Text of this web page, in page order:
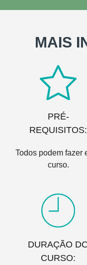
MAIS
PRÉ-
REQUISITOS:
Todos podem fazer
curso.
DURAÇÃO
CURSO: